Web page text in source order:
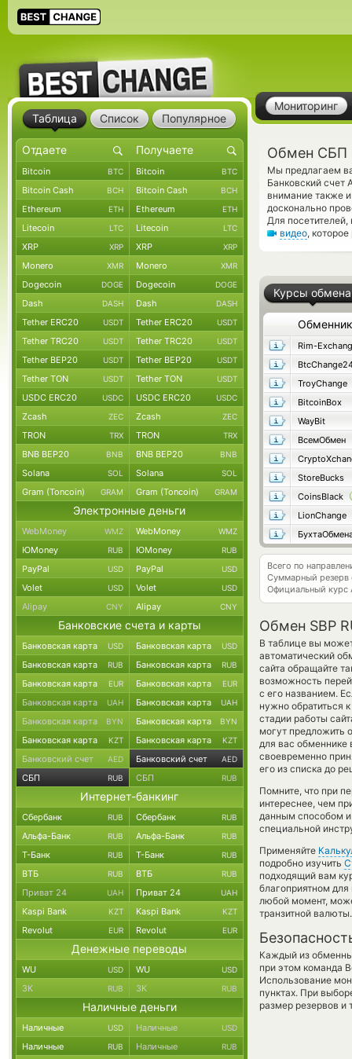
Мониторинг
Обмен СБП
Мы предлагаем
Банковский счет
внимание также
досконально
Для
видео,
Курсы обмена
Обменник
Rim-
TroyChange
BitcoinBox
WayBit
ВсемОбмен
StoreBucks
CoinsBlack
LionChange
Всего по
Суммарный резерв
Официальный курс
Обмен SBP
В таблице вы
автоматический
сайта обращайте
возможность
с его названием.
нужно обратиться
стадии работы
могут предложить
для вас
своевременно
его из списка до
Помните, что при
интереснее, чем
данным способом и
специальной
Применяйте
подробно изучить
подходящий вам
благоприятном
любой момент,
транзитной валюты.
Каждый из
при этом команда
Использование
пунктах. При
размер резервов и
Таблица Список Популярное
Bitcoin BTC Bitcoin BTC
Bitcoin Cash BCH Bitcoin Cash BCH
Ethereum ETH Ethereum ETH
Litecoin LTC Litecoin LTC
XRP XRP XRP XRP
Monero XMR Monero XMR
Dogecoin DOGE Dogecoin DOGE
Dash DASH Dash DASH
Tether ERC20 USDT Tether ERC20 USDT
Tether TRC20 USDT Tether TRC20 USDT
Tether BEP20 USDT Tether BEP20 USDT
Tether TON USDT Tether TON USDT
USDC ERC20 USDC USDC ERC20 USDC
Zcash ZEC Zcash ZEC
TRON TRX TRON TRX
BNB BEP20 BNB BNB BEP20 BNB
Solana SOL Solana SOL
Gram (Toncoin) GRAM Gram (Toncoin) GRAM
Электронные деньги
WebMoney WMZ WebMoney WMZ
ЮMoney RUB ЮMoney RUB
PayPal USD PayPal USD
Volet USD Volet USD
Alipay CNY Alipay CNY
Банковские счета и карты
Банковская карта USD Банковская карта USD
Банковская карта RUB Банковская карта RUB
Банковская карта EUR Банковская карта EUR
Банковская карта UAH Банковская карта UAH
Банковская карта BYN Банковская карта BYN
Банковская карта KZT Банковская карта KZT
Банковский счет AED Банковский счет AED
СБП RUB СБП RUB
Интернет-банкинг
Сбербанк RUB Сбербанк RUB
Альфа-Банк RUB Альфа-Банк RUB
Т-Банк RUB Т-Банк RUB
ВТБ RUB ВТБ RUB
Приват 24 UAH Приват 24 UAH
Kaspi Bank KZT Kaspi Bank KZT
Revolut EUR Revolut EUR
Денежные переводы
WU USD WU USD
ЗК RUB ЗК RUB
Наличные деньги
Наличные USD Наличные USD
Наличные RUB Наличные RUB